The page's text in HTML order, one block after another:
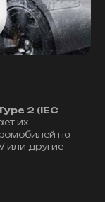
2 (IEC
их
на
или другие